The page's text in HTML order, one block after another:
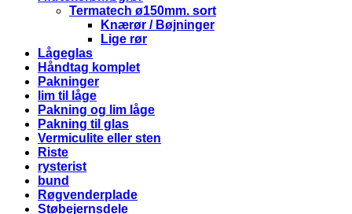
Termatech ø150mm. sort
Knærør / Bøjninger
Lige rør
Lågeglas
Håndtag komplet
Pakninger
lim til låge
Pakning og lim låge
Pakning til glas
Vermiculite eller sten
Riste
rysterist
bund
Røgvenderplade
Støbejernsdele